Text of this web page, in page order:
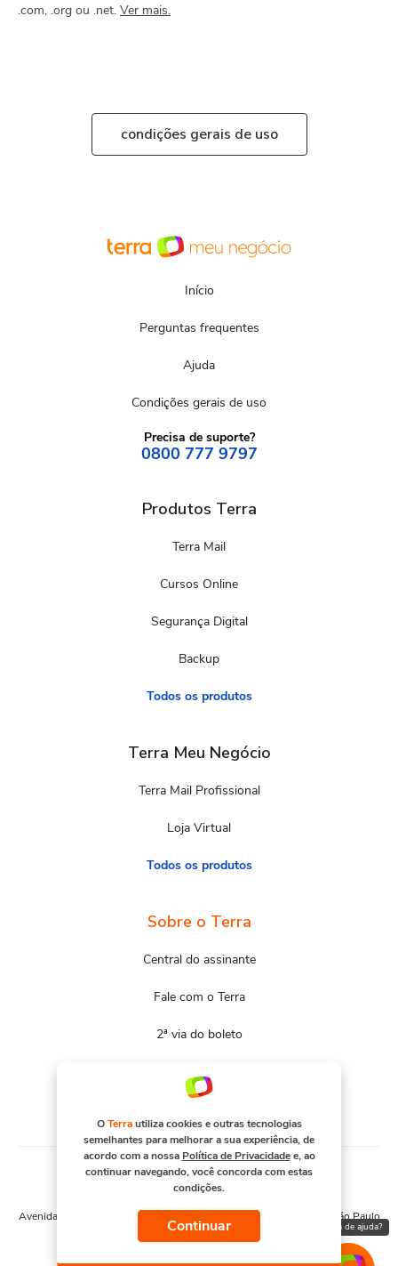
.com, .org ou .net. Ver mais.
condições gerais de uso
Início
Perguntas frequentes
Ajuda
Condições gerais de uso
Precisa de suporte?
0800 777 9797
Produtos Terra
Terra Mail
Cursos Online
Segurança Digital
Backup
Todos os produtos
Terra Meu Negócio
Terra Mail Profissional
Loja Virtual
Todos os produtos
Sobre o Terra
Central do assinante
Fale com o Terra
2ª via do boleto
Avenida Engenheiro Luís Carlos Berrini, 1376 - Cidade Monções - São Paulo
– SP. CNPJ 91.088.328/0001-67
OTerrautiliza cookies e outras tecnologias
semelhantes para melhorar a sua experiência, de
acordo com a nossa Política de Privacidadee, ao
continuar navegando, você concorda com estas
condições.
Continuar Precisa de ajuda?